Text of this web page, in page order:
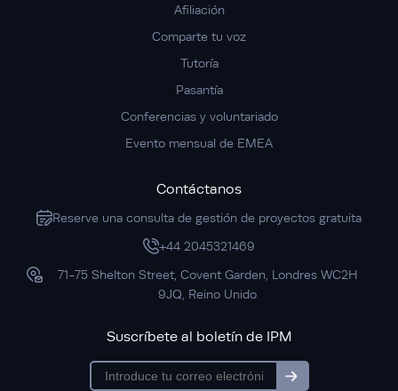
Afiliación
Comparte tu voz
Tutoría
Pasantía
Conferencias y voluntariado
Evento mensual de EMEA
Contáctanos
Reserve una consulta de gestión de proyectos gratuita
+44 2045321469
71-75 Shelton Street, Covent Garden, Londres WC2H
9JQ, Reino Unido
Suscríbete al boletín de IPM
subscription